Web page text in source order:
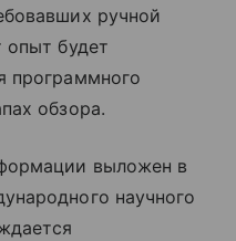
ручной
опыт будет
программного
обзора.
выложен в
научного